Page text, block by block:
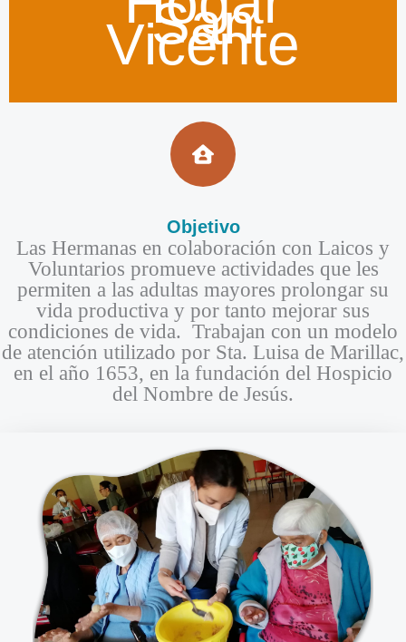
San
Vicente
Objetivo​
Las Hermanas en colaboración con Laicos y
Voluntarios promueve actividades que les
permiten a las adultas mayores prolongar su
vida productiva y por tanto mejorar sus
condiciones de vida. Trabajan con un modelo
de atención utilizado por Sta. Luisa de Marillac,
en el año 1653, en la fundación del Hospicio
del Nombre de Jesús.